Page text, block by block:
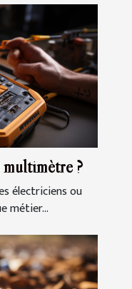
?
électriciens ou
métier...